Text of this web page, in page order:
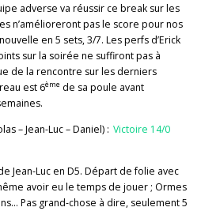
adverse va réussir ce break sur les
n’amélioreront pas le score pour nos
en 5 sets, 3/7. Les perfs d’Erick
sur la soirée ne suffiront pas à
de la rencontre sur les derniers
est 6ème de sa poule avant
– Jean-Luc – Daniel) : Victoire 14/0
Jean-Luc en D5. Départ de folie avec
avoir eu le temps de jouer ; Ormes
Pas grand-chose à dire, seulement 5